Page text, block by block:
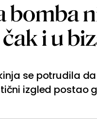
bomba
i u
se potrudila
izgled postao